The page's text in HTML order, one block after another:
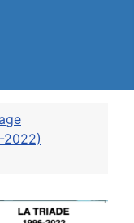
2022)